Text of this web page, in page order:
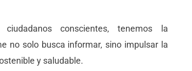
conscientes, tenemos la
no solo busca informar, sino impulsar la
y saludable.